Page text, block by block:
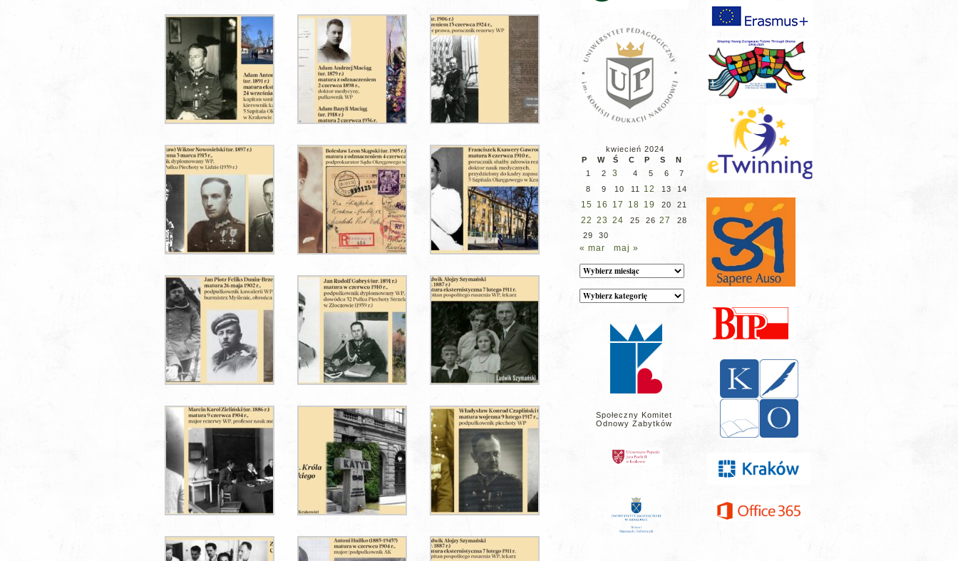
kwiecień 2024
P
W Ś C P S
N
1
2 3 4 5 6
7
8
9 10 11 12 13 14
15 16 17 18 19 20 21
22 23 24 25 26 27
28
29
30
« mar maj »
Archiwum
Kategorie
wpisów
Społeczny Komitet
Odnowy Zabytków